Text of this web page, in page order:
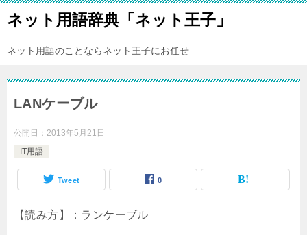
ネット用語辞典「ネット王子」
ネット用語のことならネット王子にお任せ
LANケーブル
公開日： 2013年5月21日
IT用語
Tweet 0
【読み方】：ランケーブル